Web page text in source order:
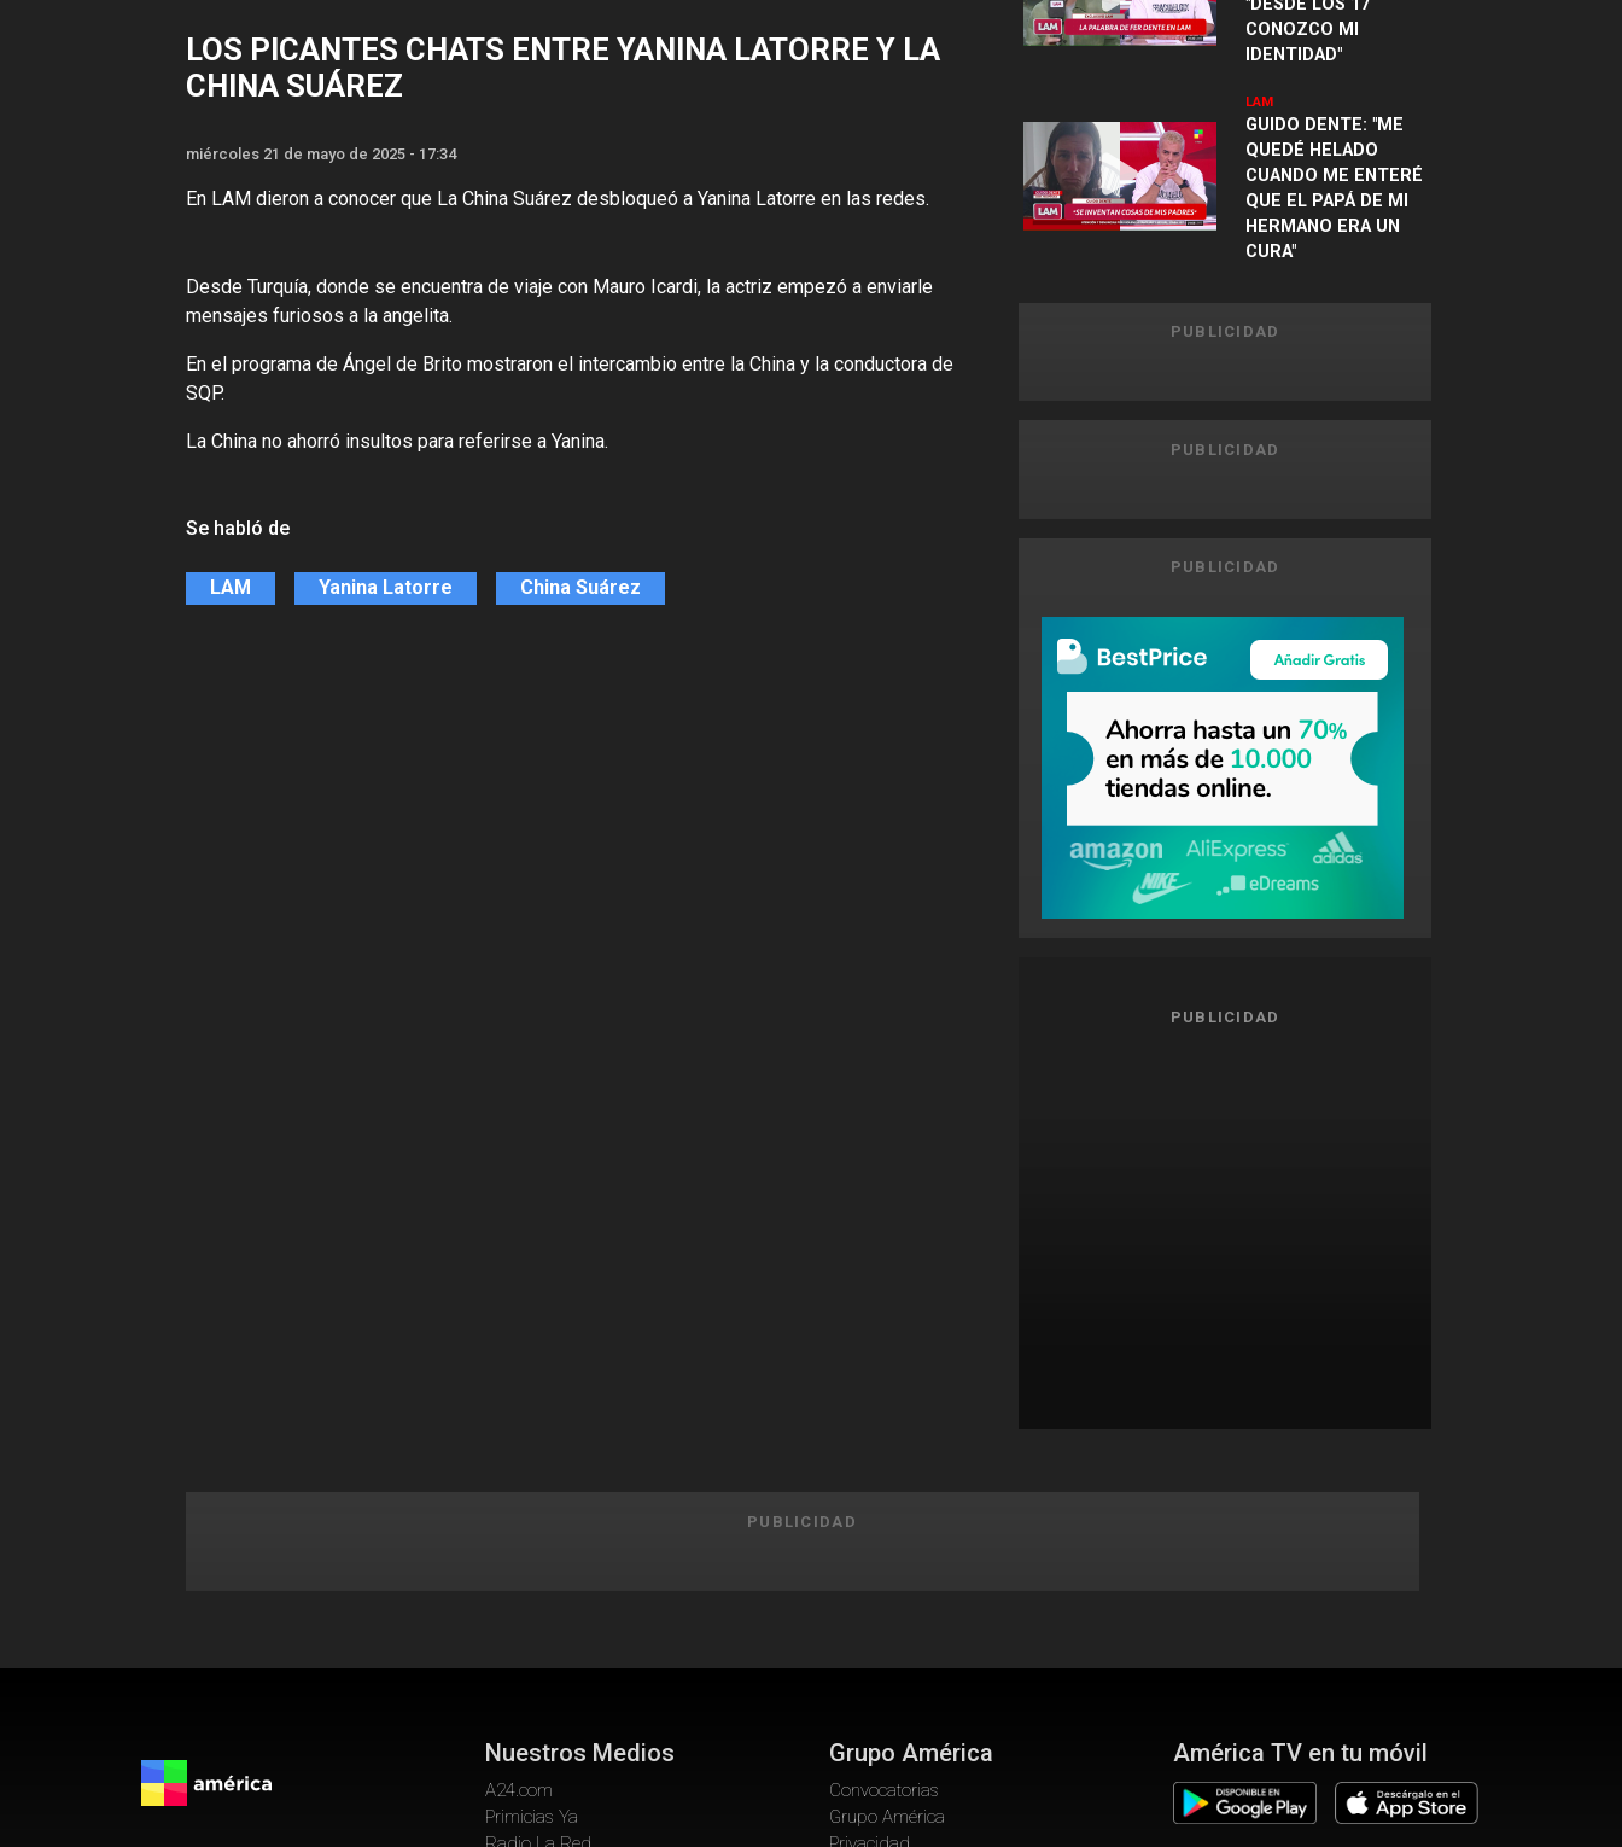
LOS PICANTES CHATS ENTRE YANINA LATORRE Y LA
CHINA SUÁREZ
miércoles 21 de mayo de 2025 - 17:34
En LAM dieron a conocer que La China Suárez desbloqueó a Yanina Latorre en las redes.
Desde Turquía, donde se encuentra de viaje con Mauro Icardi, la actriz empezó a enviarle
mensajes furiosos a la angelita.
En el programa de Ángel de Brito mostraron el intercambio entre la China y la conductora de
SQP.
La China no ahorró insultos para referirse a Yanina.
Se habló de
LAM Yanina Latorre China Suárez
"DESDE LOS 17
CONOZCO MI
IDENTIDAD"
LAM
GUIDO DENTE: "ME
QUEDÉ HELADO
CUANDO ME ENTERÉ
QUE EL PAPÁ DE MI
HERMANO ERA UN
CURA"
PUBLICIDAD
PUBLICIDAD
PUBLICIDAD
PUBLICIDAD
PUBLICIDAD
Nuestros Medios
A24.com
Primicias Ya
Grupo América
Convocatorias
Grupo América
América TV en tu móvil